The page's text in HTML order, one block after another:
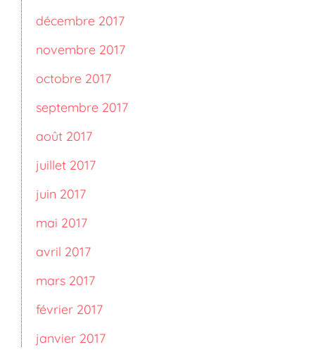
décembre 2017
novembre 2017
octobre 2017
septembre 2017
août 2017
juillet 2017
juin 2017
mai 2017
avril 2017
mars 2017
février 2017
janvier 2017